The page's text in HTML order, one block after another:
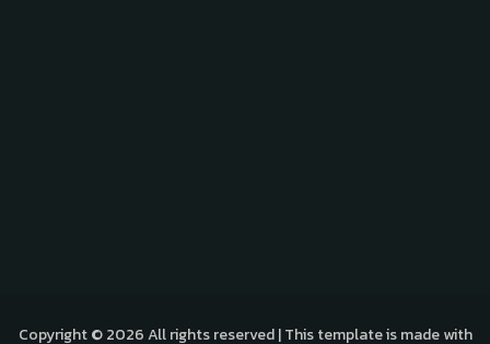
Copyright © 2026 All rights reserved | This template is made with